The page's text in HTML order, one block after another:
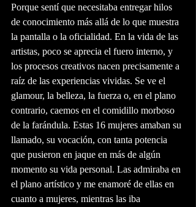
Porque sentí que necesitaba entregar hilos
de conocimiento más allá de lo que muestra
la pantalla o la oficialidad. En la vida de las
artistas, poco se aprecia el fuero interno, y
los procesos creativos nacen precisamente a
raíz de las experiencias vividas. Se ve el
glamour, la belleza, la fuerza o, en el plano
contrario, caemos en el comidillo morboso
de la farándula. Estas 16 mujeres amaban su
llamado, su vocación, con tanta potencia
que pusieron en jaque en más de algún
momento su vida personal. Las admiraba en
el plano artístico y me enamoré de ellas en
cuanto a mujeres, mientras las iba